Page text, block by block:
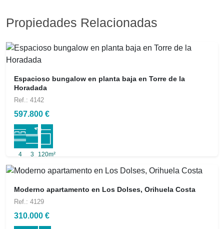
Propiedades Relacionadas
Espacioso bungalow en planta baja en Torre de la
Horadada
Ref.: 4142
597.800 €
4 3 120m²
Moderno apartamento en Los Dolses, Orihuela Costa
Ref.: 4129
310.000 €